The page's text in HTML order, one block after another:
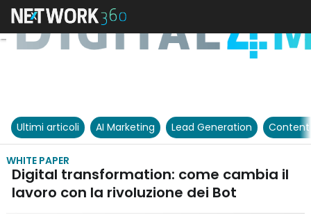
Ultimi articoli AI Marketing Lead Generation
WHITE PAPER
Digital transformation: come cambia il
lavoro con la rivoluzione dei Bot